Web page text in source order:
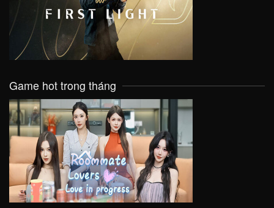
VIEW
Game hot trong tháng
VIEW